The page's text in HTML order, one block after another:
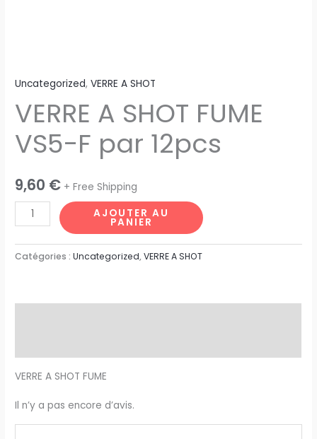
Uncategorized,VERRE A SHOT
VERRE A SHOT FUME
VS5-F par 12pcs
9,60 € + Free Shipping
AJOUTER AU
PANIER
Catégories :Uncategorized,VERRE A SHOT
VERRE A SHOT FUME
Il n’y a pas encore d’avis.